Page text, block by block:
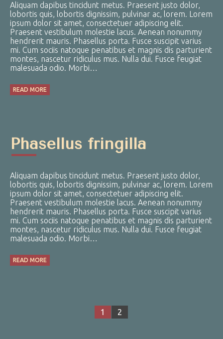
Aliquam dapibus tincidunt metus. Praesent justo dolor,
lobortis quis, lobortis dignissim, pulvinar ac, lorem. Lorem
ipsum dolor sit amet, consectetuer adipiscing elit.
Praesent vestibulum molestie lacus. Aenean nonummy
hendrerit mauris. Phasellus porta. Fusce suscipit varius
mi. Cum sociis natoque penatibus et magnis dis parturient
montes, nascetur ridiculus mus. Nulla dui. Fusce feugiat
malesuada odio. Morbi…
READ MORE
Phasellus fringilla
Aliquam dapibus tincidunt metus. Praesent justo dolor,
lobortis quis, lobortis dignissim, pulvinar ac, lorem. Lorem
ipsum dolor sit amet, consectetuer adipiscing elit.
Praesent vestibulum molestie lacus. Aenean nonummy
hendrerit mauris. Phasellus porta. Fusce suscipit varius
mi. Cum sociis natoque penatibus et magnis dis parturient
montes, nascetur ridiculus mus. Nulla dui. Fusce feugiat
malesuada odio. Morbi…
READ MORE
1 2